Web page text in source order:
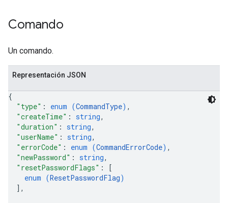
Comando
Un comando.
Representación JSON
{
"type" : enum (CommandType) ,
"createTime" : string,
"duration" : string,
"userName" : string,
"errorCode" : enum (CommandErrorCode) ,
"newPassword" : string,
"resetPasswordFlags" :
[
enum (ResetPasswordFlag)
] ,